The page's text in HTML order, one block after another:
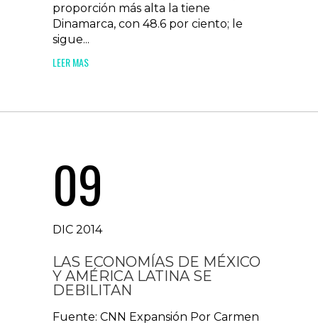
proporción más alta la tiene
Dinamarca, con 48.6 por ciento; le
sigue...
LEER MAS
09
DIC 2014
LAS ECONOMÍAS DE MÉXICO
Y AMÉRICA LATINA SE
DEBILITAN
Fuente: CNN Expansión Por Carmen